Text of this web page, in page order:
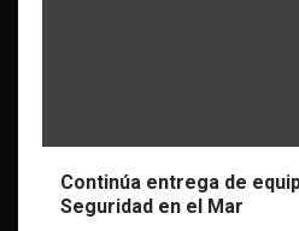
Continúa entrega de
Seguridad en el Mar